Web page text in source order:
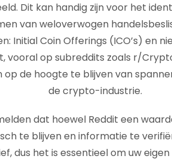
Dit kan handig zijn voor het
van weloverwogen
Initial Coin Offerings (ICO’s) en
vooral op subreddits zoals r/
op de hoogte te blijven van
de crypto-industrie.
dat hoewel Reddit een
te blijven en informatie te
dus het is essentieel om uw